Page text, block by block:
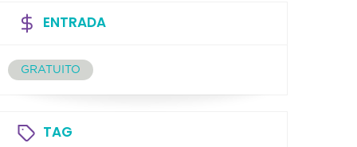
ENTRADA
GRATUITO
TAG